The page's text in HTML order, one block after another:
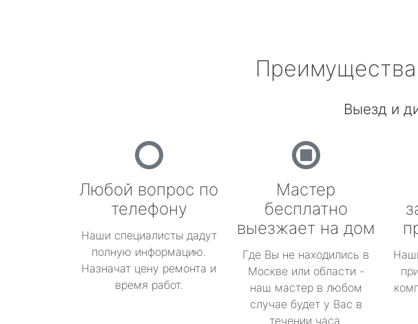
Выезд и
Любой вопрос по
телефону
Наши специалисты дадут
полную информацию.
Назначат цену ремонта и
время работ.
Мастер
бесплатно
выезжает на дом
Где Вы не находились в
Москве или области -
наш мастер в любом
случае будет у Вас в
течении часа.